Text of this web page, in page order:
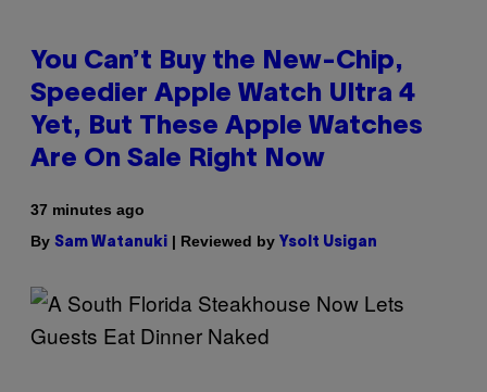
You Can’t Buy the New-Chip,
Speedier Apple Watch Ultra 4
Yet, But These Apple Watches
Are On Sale Right Now
37 minutes ago
By Sam Watanuki | Reviewed by Ysolt Usigan